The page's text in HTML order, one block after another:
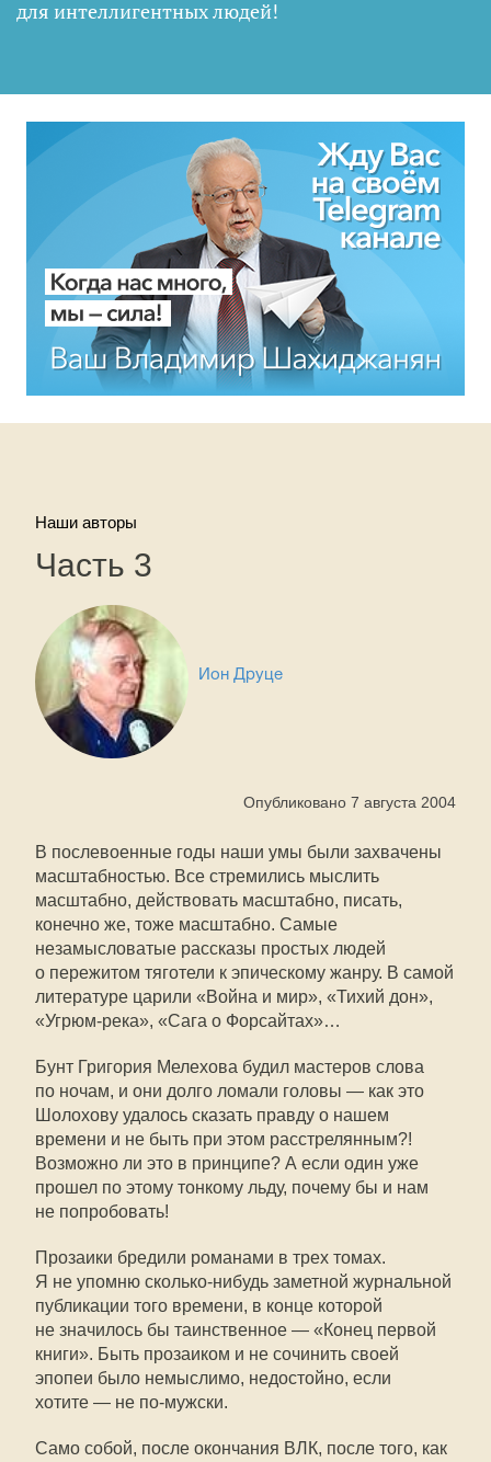
для интеллигентных людей!
Наши авторы
Часть 3
Ион Друце
Опубликовано 7 августа 2004
В послевоенные годы наши умы были захвачены
масштабностью. Все стремились мыслить
масштабно, действовать масштабно, писать,
конечно же, тоже масштабно. Самые
незамысловатые рассказы простых людей
о пережитом тяготели к эпическому жанру. В самой
литературе царили «Война и мир», «Тихий дон»,
«Угрюм-река», «Сага о Форсайтах»…
Бунт Григория Мелехова будил мастеров слова
по ночам, и они долго ломали головы — как это
Шолохову удалось сказать правду о нашем
времени и не быть при этом расстрелянным?!
Возможно ли это в принципе? А если один уже
прошел по этому тонкому льду, почему бы и нам
не попробовать!
Прозаики бредили романами в трех томах.
Я не упомню сколько-нибудь заметной журнальной
публикации того времени, в конце которой
не значилось бы таинственное — «Конец первой
книги». Быть прозаиком и не сочинить своей
эпопеи было немыслимо, недостойно, если
хотите — не по-мужски.
Само собой, после окончания ВЛК, после того, как